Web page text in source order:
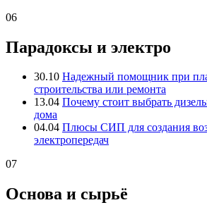
06
Парадоксы и электро
30.10 Надежный помощник при
строительства или ремонта
13.04 Почему стоит выбрать
дома
04.04 Плюсы СИП для создания
электропередач
07
Основа и сырьё